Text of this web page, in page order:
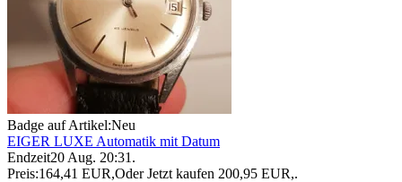
Badge auf Artikel:Neu
EIGER LUXE Automatik mit Datum
Endzeit20 Aug. 20:31 .
Preis:164,41 EUR,Oder Jetzt kaufen 200,95 EUR,.